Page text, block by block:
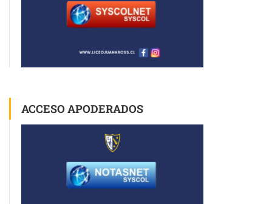
ACCESO APODERADOS